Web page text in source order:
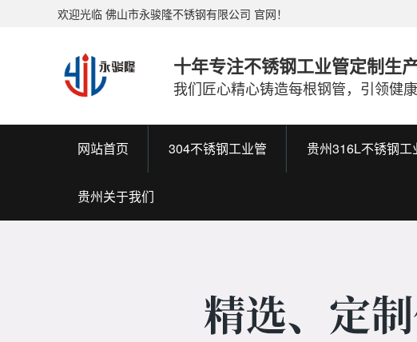
欢迎光临 佛山市永骏隆不锈钢有限公司 官网！
十年专注不锈钢工业管定制生
我们匠心精心铸造每根钢管，引领健康
网站首页 304不锈钢工业管 贵州316L不锈钢工
贵州关于我们